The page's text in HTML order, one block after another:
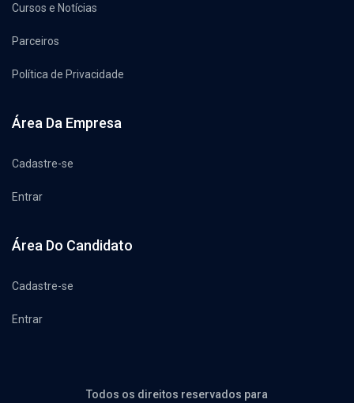
Cursos e Notícias
Parceiros
Política de Privacidade
Área Da Empresa
Cadastre-se
Entrar
Área Do Candidato
Cadastre-se
Entrar
Todos os direitos reservados para